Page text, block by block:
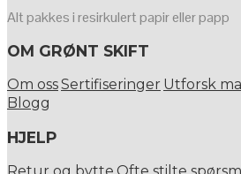
Alt pakkes i resirkulert papir eller papp
OM GRØNT SKIFT
Om ossSertifiseringer Utforsk
Blogg
HJELP